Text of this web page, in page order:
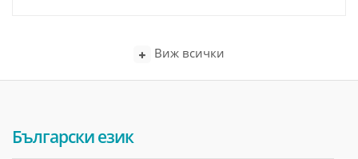
Виж всички
Български език